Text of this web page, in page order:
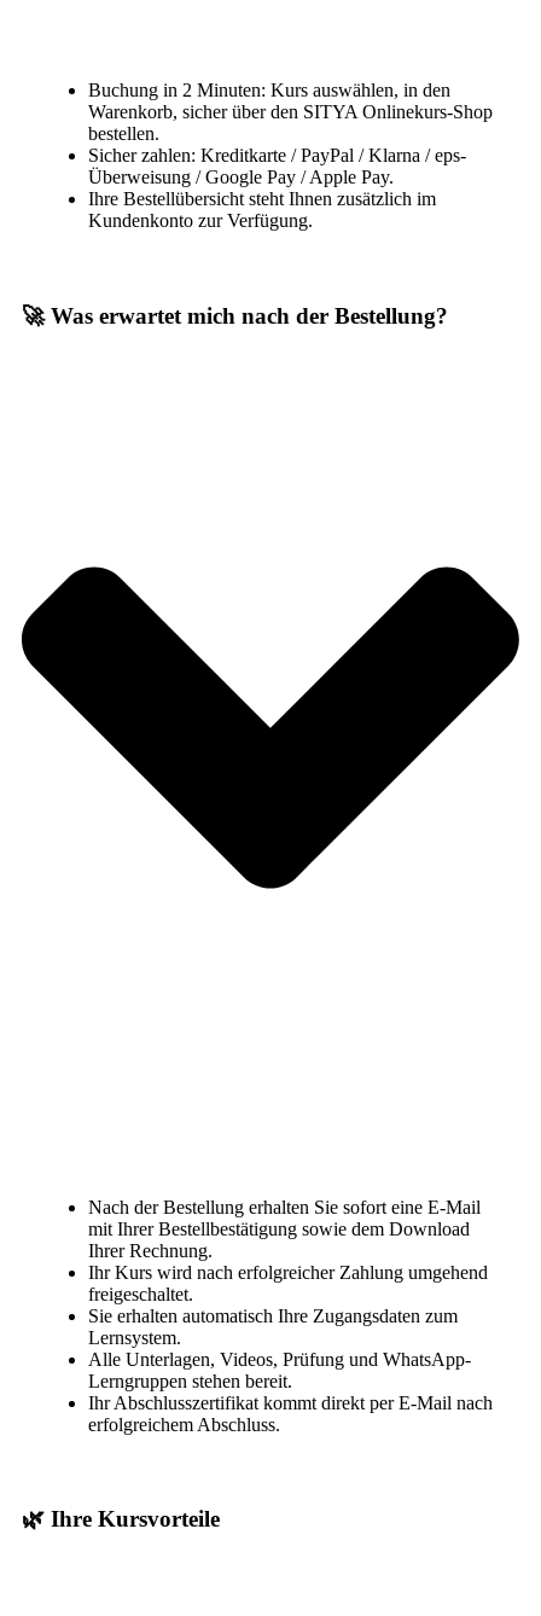
Buchung in 2 Minuten: Kurs auswählen, in den
Warenkorb, sicher über den SITYA Onlinekurs-Shop
bestellen.
Sicher zahlen: Kreditkarte / PayPal / Klarna / eps-
Überweisung / Google Pay / Apple Pay.
Ihre Bestellübersicht steht Ihnen zusätzlich im
Kundenkonto zur Verfügung.
🚀 Was erwartet mich nach der Bestellung?
Nach der Bestellung erhalten Sie sofort eine E-Mail
mit Ihrer Bestellbestätigung sowie dem Download
Ihrer Rechnung.
Ihr Kurs wird nach erfolgreicher Zahlung umgehend
freigeschaltet.
Sie erhalten automatisch Ihre Zugangsdaten zum
Lernsystem.
Alle Unterlagen, Videos, Prüfung und WhatsApp-
Lerngruppen stehen bereit.
Ihr Abschlusszertifikat kommt direkt per E-Mail nach
erfolgreichem Abschluss.
🌿 Ihre Kursvorteile